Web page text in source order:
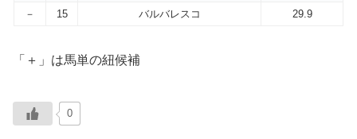
－
15 バルバレスコ 29.9
「＋」は馬単の紐候補
0